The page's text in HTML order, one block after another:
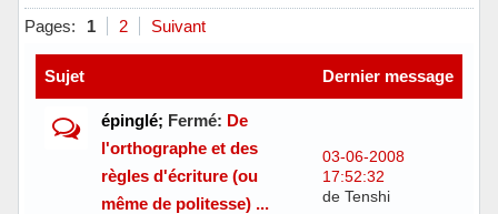
Pages: 1 2 Suivant
Sujet Dernier message
épinglé; Fermé: De
l'orthographe et des
règles d'écriture (ou
même de politesse) ...
03-06-2008
17:52:32
de Tenshi